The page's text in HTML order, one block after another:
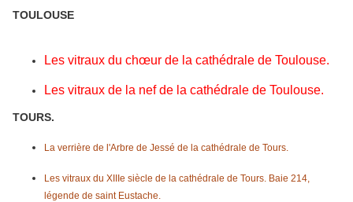
TOULOUSE
Les vitraux du chœur de la cathédrale de Toulouse.
Les vitraux de la nef de la cathédrale de Toulouse.
TOURS.
La verrière de l'Arbre de Jessé de la cathédrale de Tours.
Les vitraux du XIIIe siècle de la cathédrale de Tours. Baie 214,
légende de saint Eustache.